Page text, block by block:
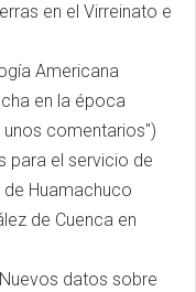
en el Virreinato e
Americana
en la época
comentarios")
para el servicio de
Huamachuco
de Cuenca en
datos sobre